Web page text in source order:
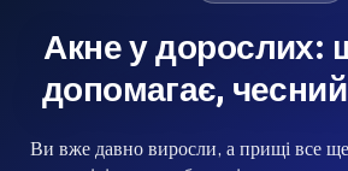
Акне у дорослих:
допомагає,
Ви вже давно виросли, а прищі все